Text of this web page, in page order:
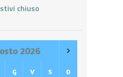
chiuso
2026
G V S D